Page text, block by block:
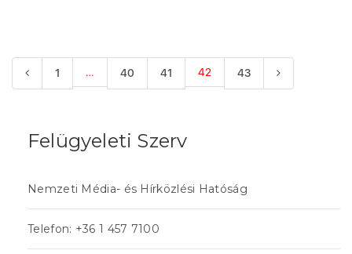
1 … 40 41 42 43
Felügyeleti Szerv
Nemzeti Média- és Hírközlési Hatóság
Telefon: +36 1 457 7100